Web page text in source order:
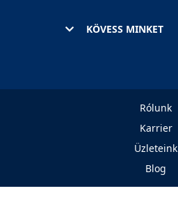
KÖVESS MINKET
Rólunk
Karrier
Üzleteink
Blog